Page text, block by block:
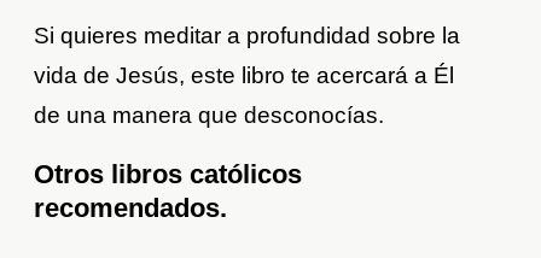
Si quieres meditar a profundidad sobre la
vida de Jesús, este libro te acercará a Él
de una manera que desconocías.
Otros libros católicos
recomendados.